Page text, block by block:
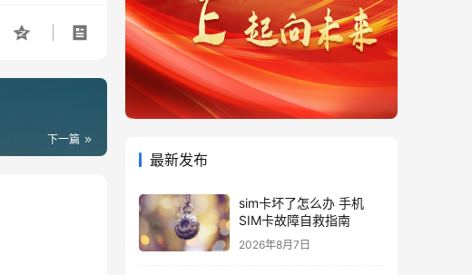
下一篇
最新发布
sim卡坏了怎么办 手机
SIM卡故障自救指南
2026年8月7日